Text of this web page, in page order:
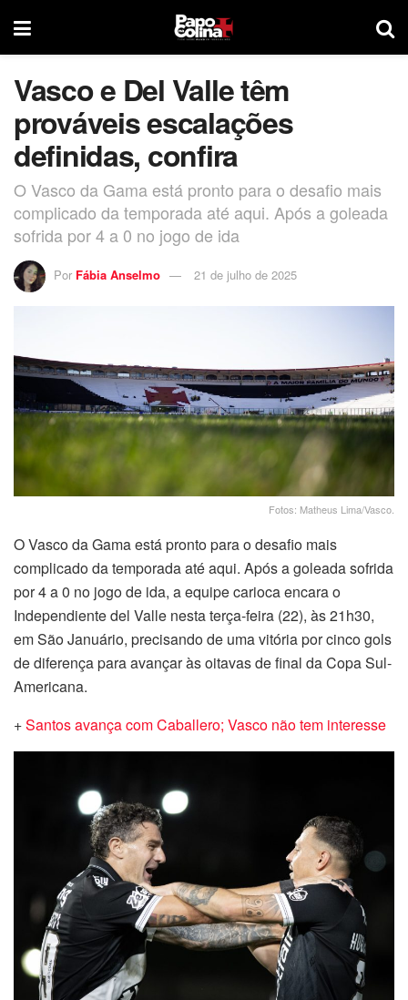
Vasco e Del Valle têm
prováveis escalações
definidas, confira
O Vasco da Gama está pronto para o desafio mais
complicado da temporada até aqui. Após a goleada
sofrida por 4 a 0 no jogo de ida
Por Fábia Anselmo 21 de julho de 2025
Fotos: Matheus Lima/Vasco.
O Vasco da Gama está pronto para o desafio mais
complicado da temporada até aqui. Após a goleada sofrida
por 4 a 0 no jogo de ida, a equipe carioca encara o
Independiente del Valle nesta terça-feira (22), às 21h30,
em São Januário, precisando de uma vitória por cinco gols
de diferença para avançar às oitavas de final da Copa Sul-
Americana.
+Santos avança com Caballero; Vasco não tem interesse